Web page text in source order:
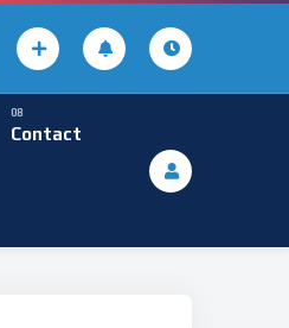
Contact